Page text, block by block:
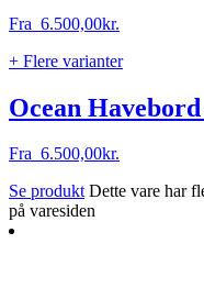
Fra 6.500,00kr.
+ Flere varianter
Ocean
Fra 6.500,00kr.
Se produkt Dette vare har
på varesiden